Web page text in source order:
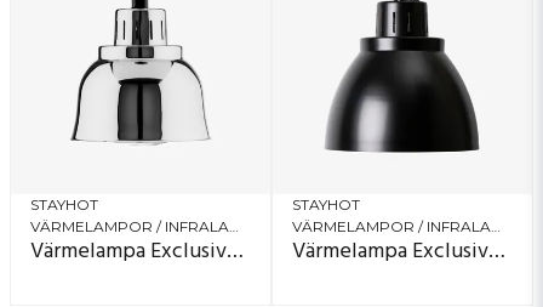
STAYHOT
Värmelampa Exclusive 22001
STAYHOT
Värmelampa Exclusive 23001